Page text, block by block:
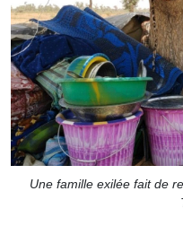
Une famille exilée fait de